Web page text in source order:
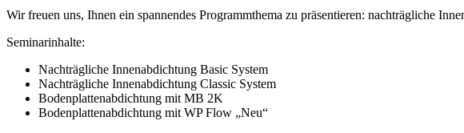
Wir freuen uns, Ihnen ein spannendes Programmthema zu präsentieren: nachträgliche
Seminarinhalte:
Nachträgliche Innenabdichtung Basic System
Nachträgliche Innenabdichtung Classic System
Bodenplattenabdichtung mit MB 2K
Bodenplattenabdichtung mit WP Flow „Neu“